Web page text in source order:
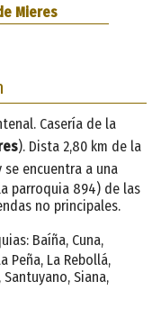
Mieres
Casería de la
). Dista 2,80 km de la
se encuentra a una
parroquia 894) de las
no principales.
Baíña, Cuna,
Peña, La Rebollá,
Siana,